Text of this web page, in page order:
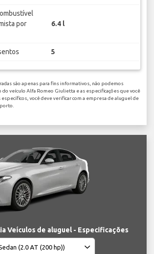
por
6.4 l
5
são apenas para fins informativos, não podemos
veículo Alfa Romeo Giulietta e as especificações que você
específicos, você deve verificar com a empresa de aluguel de
Veículos de aluguel - Especificações